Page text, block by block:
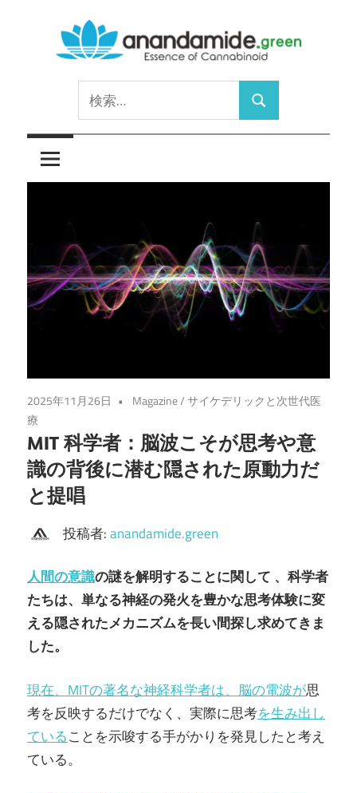
anandamide.green
Cannabinoid
索:
検
索
2025年11月26日 Magazine/サイケデリックと次世代医
療
MIT 科学者：脳波こそが思考や意
識の背後に潜む隠された原動力だ
と提唱
投稿者:anandamide.green
人間の意識の謎を解明することに関して 、科学者
たちは、単なる神経の発火を豊かな思考体験に変
える隠されたメカニズムを長い間探し求めてきま
した。
現在、MITの著名な神経科学者は、脳の電波が思
考を反映するだけでなく、実際に思考を生み出し
ていることを示唆する手がかりを発見したと考え
ている。